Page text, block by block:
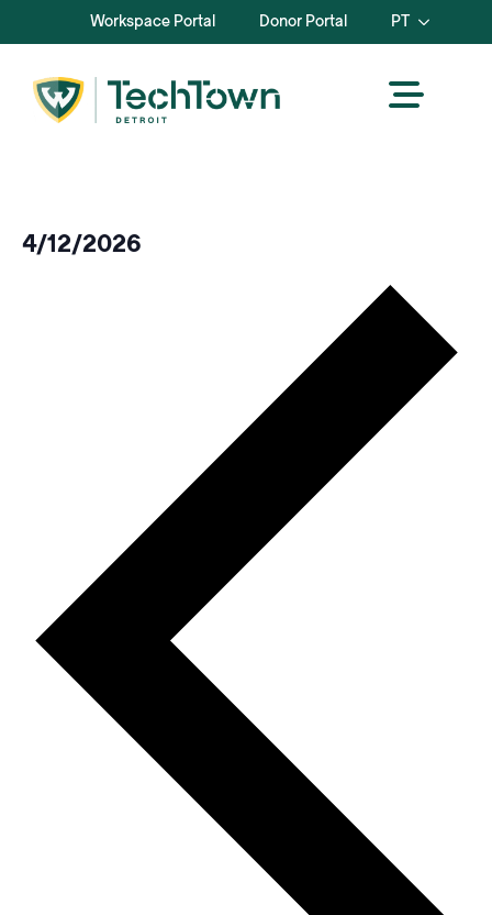
Workspace Portal Donor Portal PT
4/12/2026